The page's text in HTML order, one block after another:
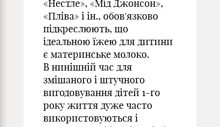
«Нестле», «Мід Джонсон»,
«Пліва» і ін., обов'язково
підкреслюють, що
ідеальною їжею для дитини
є материнське молоко.
В нинішній час для
змішаного і штучного
вигодовування дітей 1-го
року життя дуже часто
використовуються і